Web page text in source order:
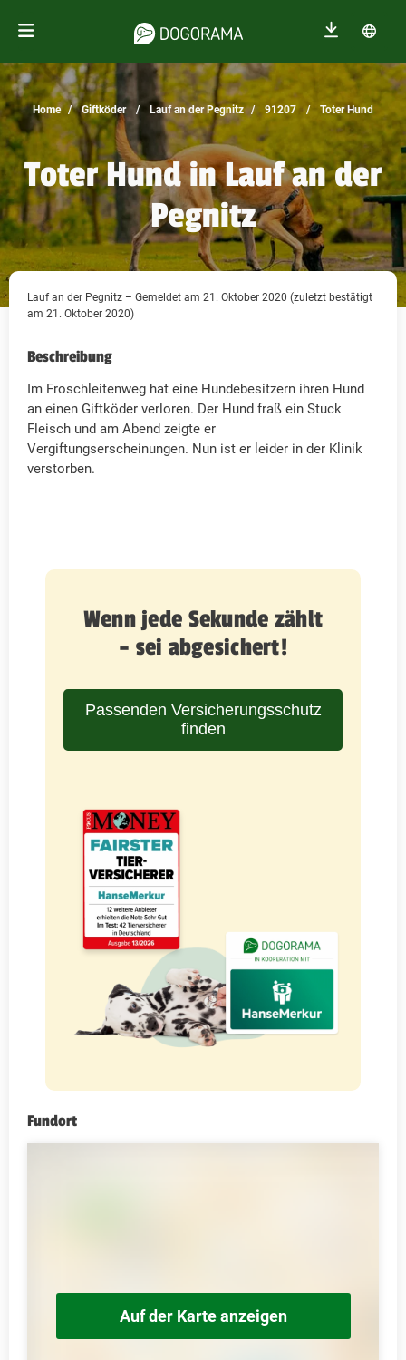
Home Giftköder Lauf an der Pegnitz 91207 Toter Hund
Toter Hund in Lauf an der
Pegnitz
Lauf an der Pegnitz – Gemeldet am 21. Oktober 2020 (zuletzt bestätigt
am 21. Oktober 2020)
Beschreibung
Im Froschleitenweg hat eine Hundebesitzern ihren Hund
an einen Giftköder verloren. Der Hund fraß ein Stuck
Fleisch und am Abend zeigte er
Vergiftungserscheinungen. Nun ist er leider in der Klinik
verstorben.
Wenn jede Sekunde zählt
– sei abgesichert!
Passenden Versicherungsschutz
finden
Fundort
Auf der Karte anzeigen